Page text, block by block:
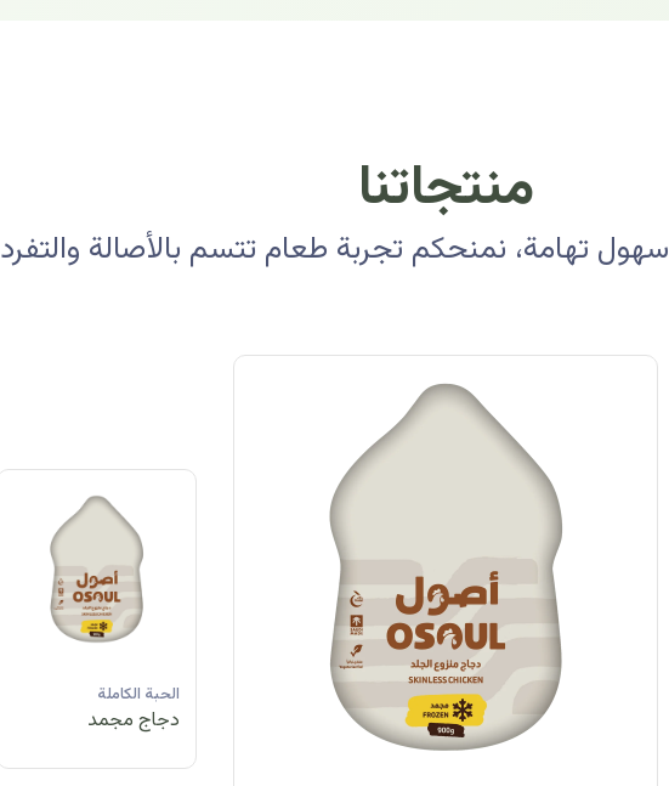
منتجاتنا
تهامة، نمنحكم تجربة طعام تتسم بالأصالة والتفرد
الحبة الكاملة الحبة الكاملة
دجاج مجمد
الحبة الكاملة
دجاج مبرد